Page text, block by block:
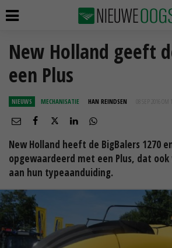
New Holland geeft
een Plus
NIEUWS MECHANISATIE HAN REINDSEN 08 SEP 2016 OM
New Holland heeft de BigBalers 1270
opgewaardeerd met een Plus, dat
aan hun typeaanduiding.